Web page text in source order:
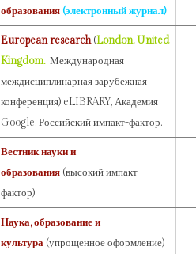
образования (электронный журнал)
European research(London. United
Kingdom. Международная
междисциплинарная зарубежная
конференция) eLIBRARY, Академия
Google, Российский импакт-фактор.
Вестник науки и
образования (высокий импакт-
фактор)
Наука, образование и
культура (упрощенное оформление)